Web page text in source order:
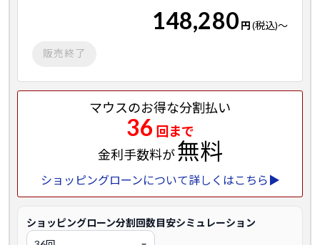
148,280 円(税込)～
販売終了
マウスのお得な分割払い
36 回まで
金利手数料が無料
ショッピングローンについて詳しくはこちら▶
ショッピングローン分割回数目安シミュレーション